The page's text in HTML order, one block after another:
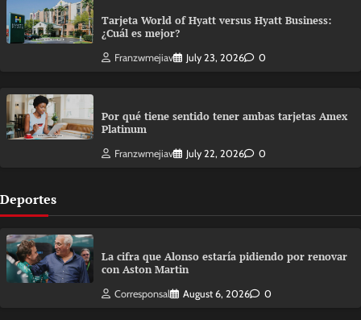
Tarjeta World of Hyatt versus Hyatt Business:
¿Cuál es mejor?
Franzwmejiav July 23, 2026 0
Por qué tiene sentido tener ambas tarjetas Amex
Platinum
Franzwmejiav July 22, 2026 0
Deportes
La cifra que Alonso estaría pidiendo por renovar
con Aston Martin
Corresponsal August 6, 2026 0